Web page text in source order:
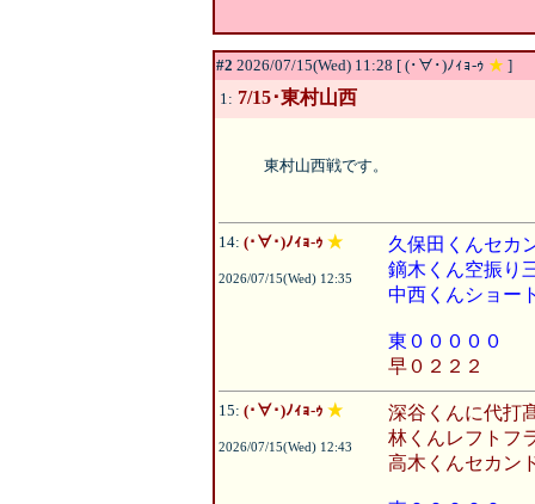
#2 2026/07/15(Wed) 11:28 [ (･∀･)ﾉｨｮ-ｩ ★ ]
1: 7/15･東村山西
東村山西戦です。
14: (･∀･)ﾉｨｮ-ｩ ★
2026/07/15(Wed) 12:35
久保田くんセカ
鏑木くん空振り
中西くんショー
東０００００
早０２２２
15: (･∀･)ﾉｨｮ-ｩ ★
2026/07/15(Wed) 12:43
深谷くんに代打
林くんレフトフ
高木くんセカン